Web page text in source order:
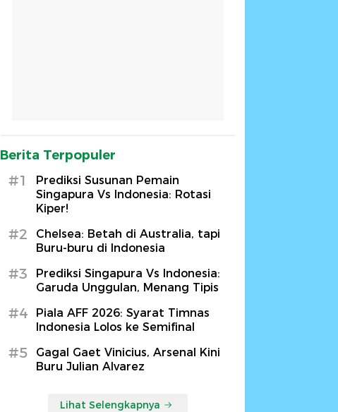
Berita Terpopuler
#1
Prediksi Susunan Pemain
Singapura Vs Indonesia: Rotasi
Kiper!
#2
Chelsea: Betah di Australia, tapi
Buru-buru di Indonesia
#3
Prediksi Singapura Vs Indonesia:
Garuda Unggulan, Menang Tipis
#4
Piala AFF 2026: Syarat Timnas
Indonesia Lolos ke Semifinal
#5
Gagal Gaet Vinicius, Arsenal Kini
Buru Julian Alvarez
Lihat Selengkapnya